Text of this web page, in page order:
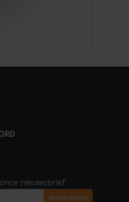
nieuwsbrief